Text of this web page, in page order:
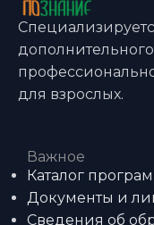
дополнительного
для взрослых.
Важное
Каталог
Документы и
Сведения об